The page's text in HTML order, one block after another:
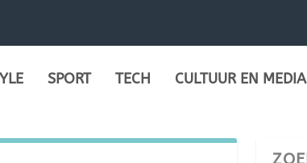
SPORT TECH CULTUUR EN MEDIA